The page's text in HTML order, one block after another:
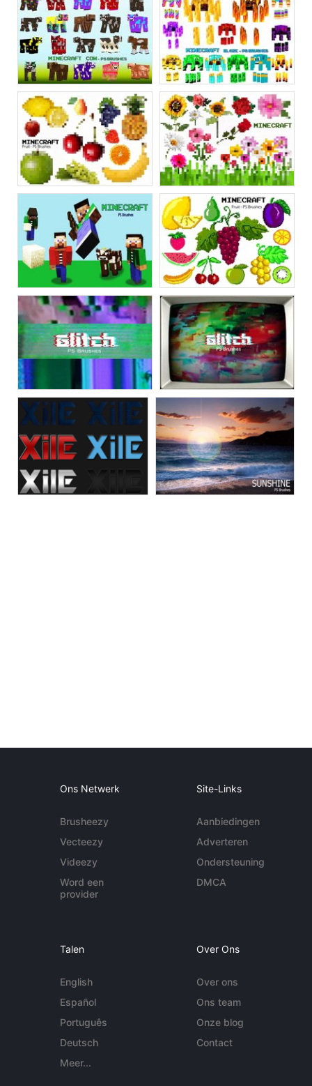
Ons Netwerk
Brusheezy
Vecteezy
Videezy
Word een
provider
Site-Links
Aanbiedingen
Adverteren
Ondersteuning
DMCA
Talen
English
Español
Português
Deutsch
Meer...
Over Ons
Over ons
Ons team
Onze blog
Contact